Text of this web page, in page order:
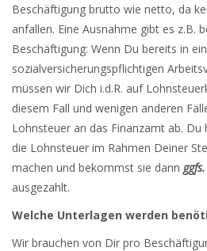
Beschäftigung brutto wie netto, da
anfallen. Eine Ausnahme gibt es z.B.
Beschäftigung: Wenn Du bereits in
sozialversicherungspflichtigen
müssen wir Dich i.d.R. auf
diesem Fall und wenigen anderen
Lohnsteuer an das Finanzamt ab.
die Lohnsteuer im Rahmen Deiner
machen und bekommst sie dann ggfs.
ausgezahlt.
Welche Unterlagen werden
Wir brauchen von Dir pro